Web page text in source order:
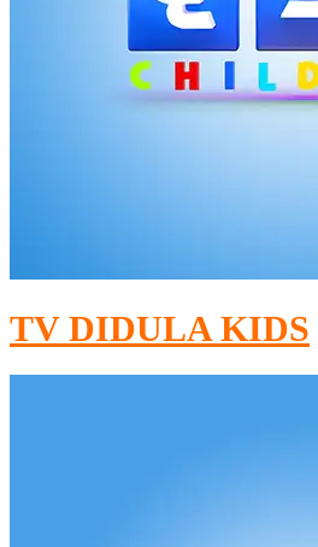
TV DIDULA KIDS